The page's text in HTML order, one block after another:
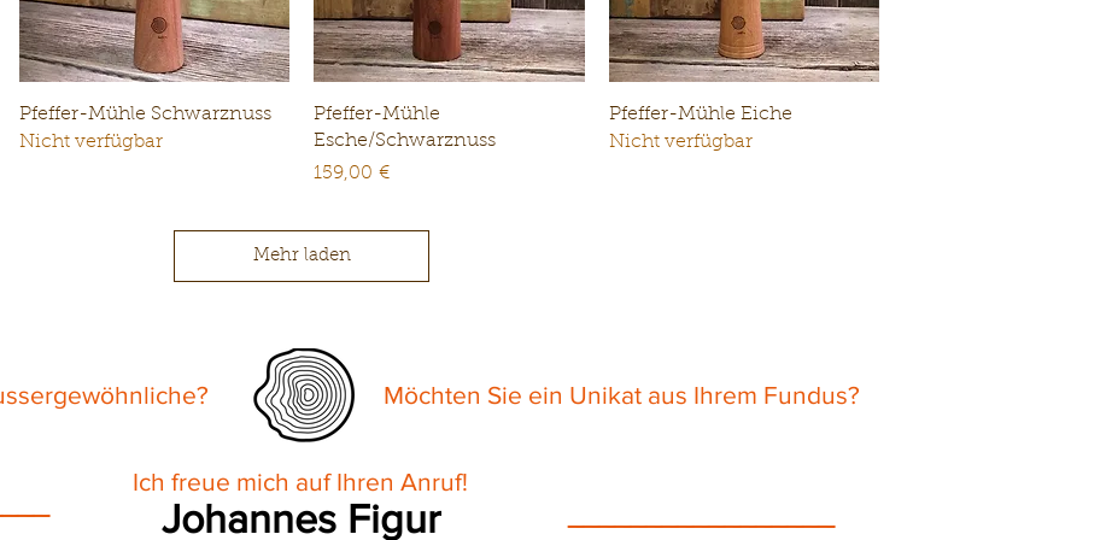
Schnellansicht
Pfeffer-Mühle Schwarznuss
Nicht verfügbar
Schnellansicht
Pfeffer-Mühle
Esche/Schwarznuss
Preis
159,00 €
Schnellansicht
Pfeffer-Mühle Eiche
Nicht verfügbar
Mehr laden
Möchten Sie ein Unikat aus Ihrem Fundus?
Ich freue mich auf Ihren Anruf!
Johannes Figur